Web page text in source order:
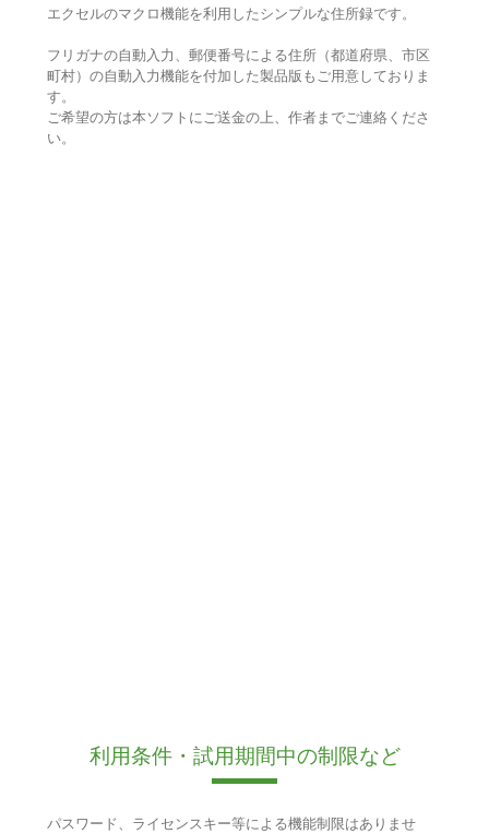
エクセルのマクロ機能を利用したシンプルな住所録です。
フリガナの自動入力、郵便番号による住所（都道府県、市区
町村）の自動入力機能を付加した製品版もご用意しておりま
す。
ご希望の方は本ソフトにご送金の上、作者までご連絡くださ
い。
利用条件・試用期間中の制限など
パスワード、ライセンスキー等による機能制限はありませ